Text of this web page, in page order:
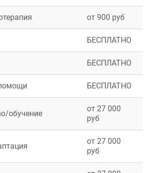
от 900 руб
БЕСПЛАТНО
БЕСПЛАТНО
БЕСПЛАТНО
обучение
от 27 000
руб
от 27 000
руб